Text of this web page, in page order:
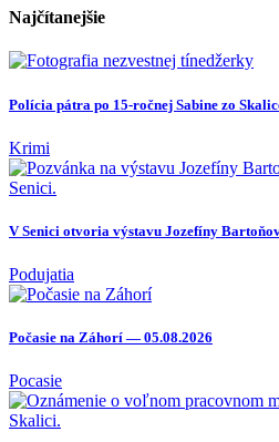
Najčítanejšie
Polícia pátra po 15-ročnej Sabine zo
Krimi
V Senici otvoria výstavu Jozefíny
Podujatia
Počasie na Záhorí — 05.08.2026
Pocasie